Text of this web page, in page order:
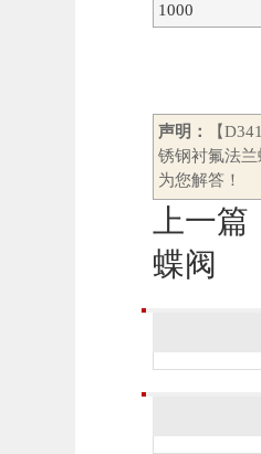
1000
声明：
【
锈钢衬氟法
为您解答！
上一篇
蝶阀